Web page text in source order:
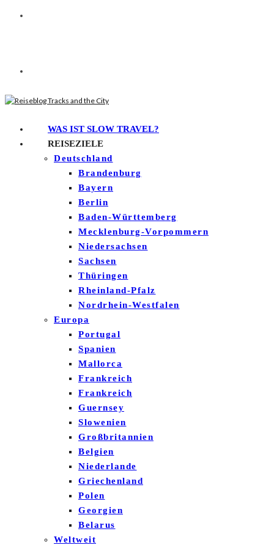
WAS IST SLOW TRAVEL?
REISEZIELE
Deutschland
Brandenburg
Bayern
Berlin
Baden-Württemberg
Mecklenburg-Vorpommern
Niedersachsen
Sachsen
Thüringen
Rheinland-Pfalz
Nordrhein-Westfalen
Europa
Portugal
Spanien
Mallorca
Frankreich
Frankreich
Guernsey
Slowenien
Großbritannien
Belgien
Niederlande
Griechenland
Polen
Georgien
Belarus
Weltweit